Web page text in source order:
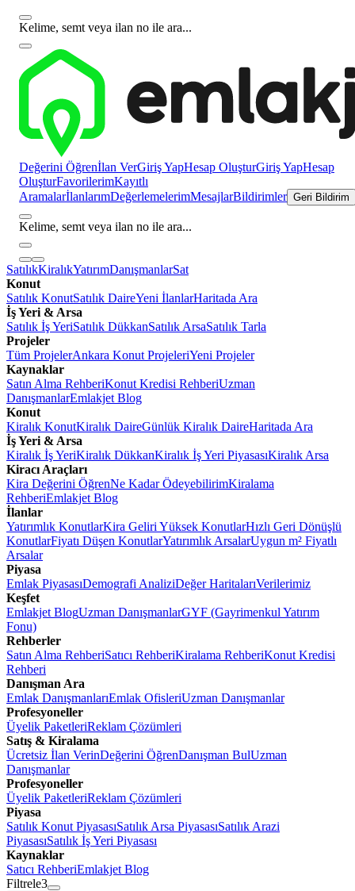
Kelime, semt veya ilan no ile ara...
Değerini Öğrenİlan VerGiriş YapHesap OluşturGiriş YapHesap
OluşturFavorilerimKayıtlı
AramalarİlanlarımDeğerlemelerimMesajlarBildirimler Geri Bildirim
Kelime, semt veya ilan no ile ara...
SatılıkKiralıkYatırımDanışmanlarSat
Konut
Satılık KonutSatılık DaireYeni İlanlarHaritada Ara
İş Yeri & Arsa
Satılık İş YeriSatılık DükkanSatılık ArsaSatılık Tarla
Projeler
Tüm ProjelerAnkara Konut ProjeleriYeni Projeler
Kaynaklar
Satın Alma RehberiKonut Kredisi RehberiUzman
DanışmanlarEmlakjet Blog
Konut
Kiralık KonutKiralık DaireGünlük Kiralık DaireHaritada Ara
İş Yeri & Arsa
Kiralık İş YeriKiralık DükkanKiralık İş Yeri PiyasasıKiralık Arsa
Kiracı Araçları
Kira Değerini ÖğrenNe Kadar ÖdeyebilirimKiralama
RehberiEmlakjet Blog
İlanlar
Yatırımlık KonutlarKira Geliri Yüksek KonutlarHızlı Geri Dönüşlü
KonutlarFiyatı Düşen KonutlarYatırımlık ArsalarUygun m² Fiyatlı
Arsalar
Piyasa
Emlak PiyasasıDemografi AnaliziDeğer HaritalarıVerilerimiz
Keşfet
Emlakjet BlogUzman DanışmanlarGYF (Gayrimenkul Yatırım
Fonu)
Rehberler
Satın Alma RehberiSatıcı RehberiKiralama RehberiKonut Kredisi
Rehberi
Danışman Ara
Emlak DanışmanlarıEmlak OfisleriUzman Danışmanlar
Profesyoneller
Üyelik PaketleriReklam Çözümleri
Satış & Kiralama
Ücretsiz İlan VerinDeğerini ÖğrenDanışman BulUzman
Danışmanlar
Profesyoneller
Üyelik PaketleriReklam Çözümleri
Piyasa
Satılık Konut PiyasasıSatılık Arsa PiyasasıSatılık Arazi
PiyasasıSatılık İş Yeri Piyasası
Kaynaklar
Satıcı RehberiEmlakjet Blog
Filtrele3